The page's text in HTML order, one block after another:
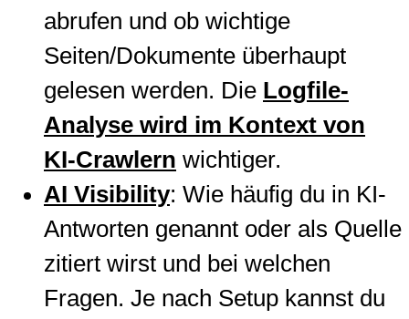
abrufen und ob wichtige
Seiten/Dokumente überhaupt
gelesen werden. Die Logfile-
Analyse wird im Kontext von
KI-Crawlern wichtiger.
AI Visibility: Wie häufig du in KI-
Antworten genannt oder als Quelle
zitiert wirst und bei welchen
Fragen. Je nach Setup kannst du